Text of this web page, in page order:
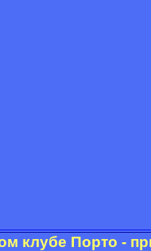
клубе Порто -